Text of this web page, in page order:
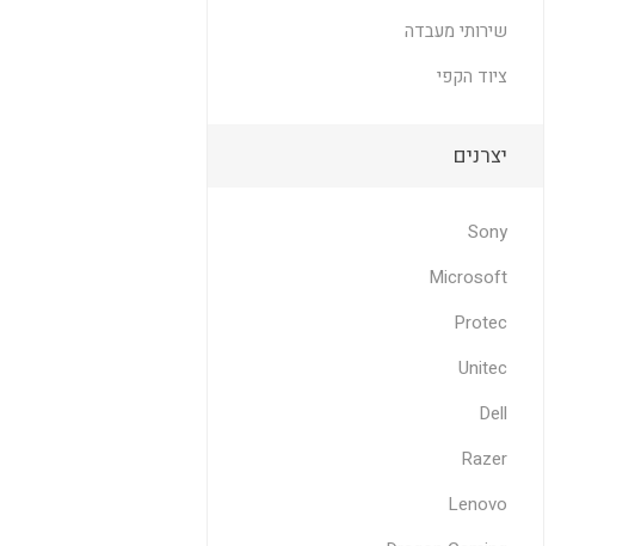
שירותי מעבדה
ציוד הקפי
יצרנים
Sony
Microsoft
Protec
Unitec
Dell
Razer
Lenovo